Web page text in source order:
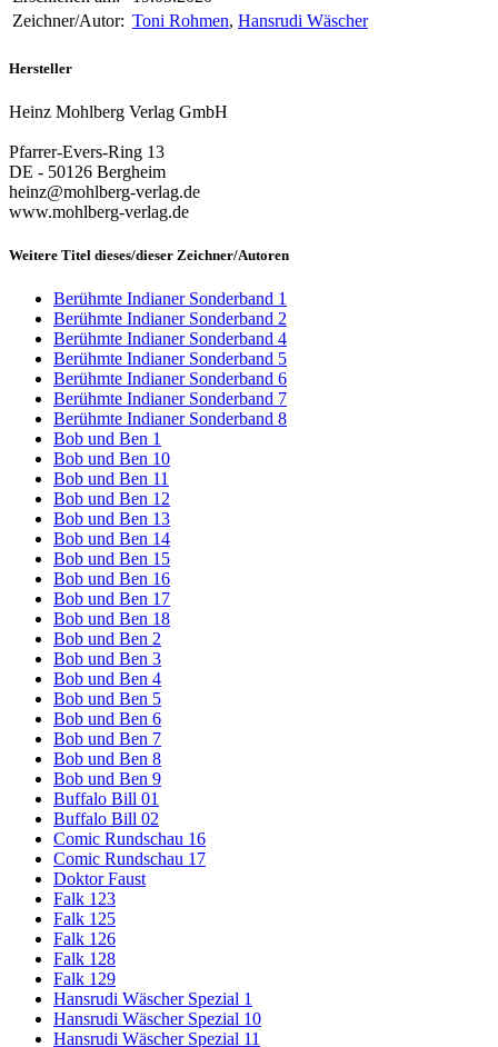
Zeichner/Autor: Toni Rohmen, Hansrudi Wäscher
Hersteller
Heinz Mohlberg Verlag GmbH
Pfarrer-Evers-Ring 13
DE - 50126 Bergheim
heinz@mohlberg-verlag.de
www.mohlberg-verlag.de
Weitere Titel dieses/dieser Zeichner/Autoren
Berühmte Indianer Sonderband 1
Berühmte Indianer Sonderband 2
Berühmte Indianer Sonderband 4
Berühmte Indianer Sonderband 5
Berühmte Indianer Sonderband 6
Berühmte Indianer Sonderband 7
Berühmte Indianer Sonderband 8
Bob und Ben 1
Bob und Ben 10
Bob und Ben 11
Bob und Ben 12
Bob und Ben 13
Bob und Ben 14
Bob und Ben 15
Bob und Ben 16
Bob und Ben 17
Bob und Ben 18
Bob und Ben 2
Bob und Ben 3
Bob und Ben 4
Bob und Ben 5
Bob und Ben 6
Bob und Ben 7
Bob und Ben 8
Bob und Ben 9
Buffalo Bill 01
Buffalo Bill 02
Comic Rundschau 16
Comic Rundschau 17
Doktor Faust
Falk 123
Falk 125
Falk 126
Falk 128
Falk 129
Hansrudi Wäscher Spezial 1
Hansrudi Wäscher Spezial 10
Hansrudi Wäscher Spezial 11